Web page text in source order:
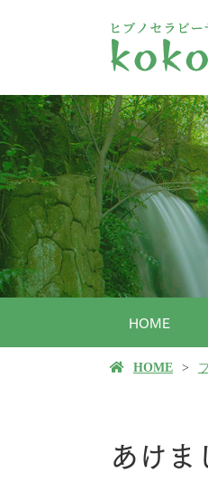
HOME
HOME
あけ